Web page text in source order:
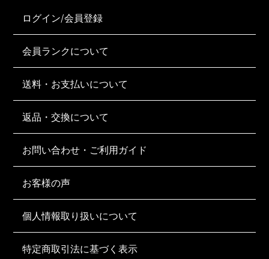
ログイン/会員登録
会員ランクについて
送料・お支払いについて
返品・交換について
お問い合わせ・ご利用ガイド
お客様の声
個人情報取り扱いについて
特定商取引法に基づく表示